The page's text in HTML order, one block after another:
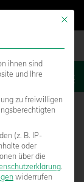
Mit
ihnen sind
und Ihre
zu freiwilligen
(z. B. IP-
oder
über die
.
widerrufen